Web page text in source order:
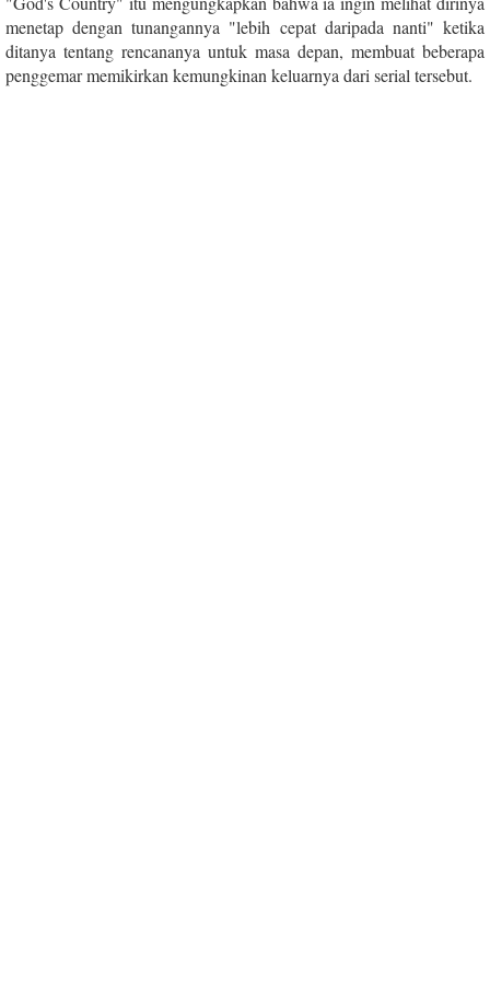
menetap dengan tunangannya "lebih cepat daripada nanti" ketika
ditanya tentang rencananya untuk masa depan, membuat beberapa
penggemar memikirkan kemungkinan keluarnya dari serial tersebut.